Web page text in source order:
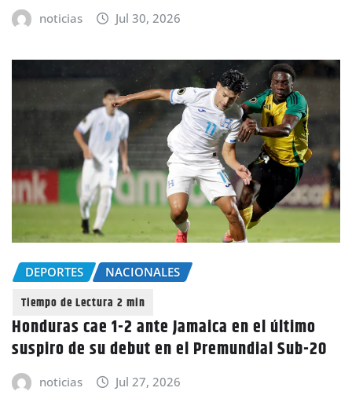
noticias Jul 30, 2026
DEPORTES NACIONALES
Honduras cae 1-2 ante Jamaica en el último
suspiro de su debut en el Premundial Sub-20
noticias Jul 27, 2026